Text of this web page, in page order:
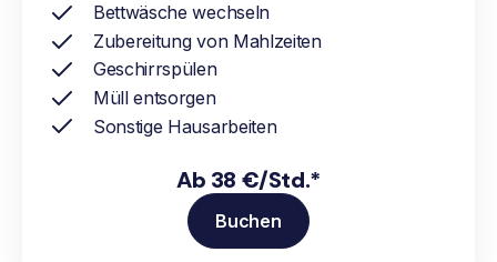
Bettwäsche wechseln
Zubereitung von Mahlzeiten
Geschirrspülen
Müll entsorgen
Sonstige Hausarbeiten
Ab 38 €/Std.*
Buchen